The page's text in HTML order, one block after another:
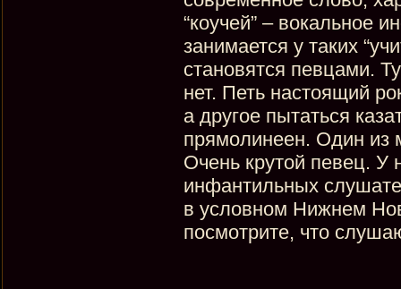
“коучей” – вокальное
занимается у таких
становятся певцами.
нет. Петь настоящий
а другое пытаться
прямолинеен. Один из
Очень крутой певец. У
инфантильных
в условном Нижнем
посмотрите, что